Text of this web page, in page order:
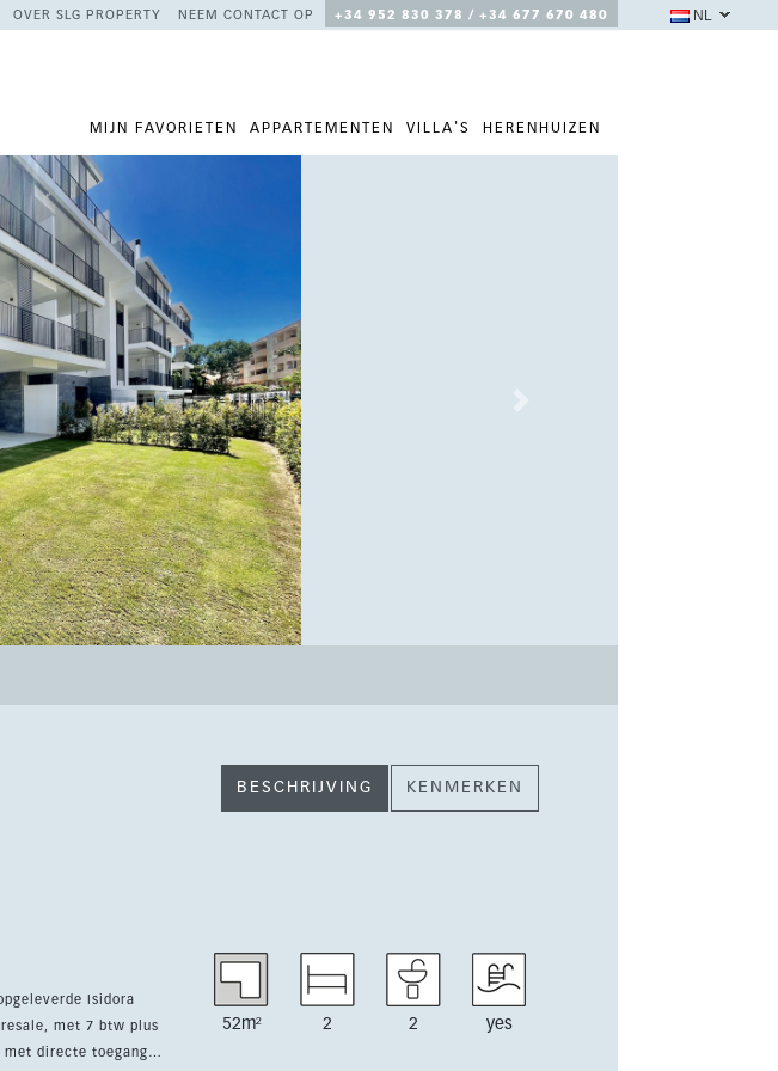
OVER SLG PROPERTY NEEM CONTACT OP +34 952 830 378 / +34 677 670 480
MIJN FAVORIETEN APPARTEMENTEN VILLA'S HERENHUIZEN
NL
BESCHRIJVING KENMERKEN
Isidora
met 7 btw plus
52m² 2 2 yes